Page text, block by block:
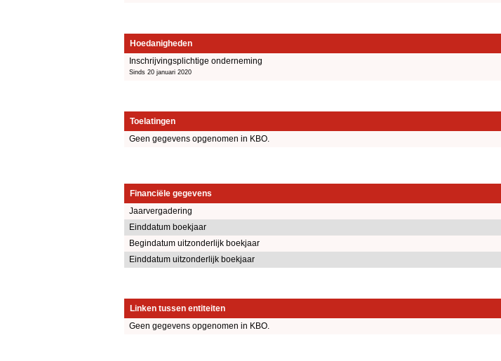
Hoedanigheden
Inschrijvingsplichtige onderneming
Sinds 20 januari 2020
Toelatingen
Geen gegevens opgenomen in KBO.
Financiële gegevens
Jaarvergadering
Einddatum boekjaar
Begindatum uitzonderlijk boekjaar
Einddatum uitzonderlijk boekjaar
Linken tussen entiteiten
Geen gegevens opgenomen in KBO.